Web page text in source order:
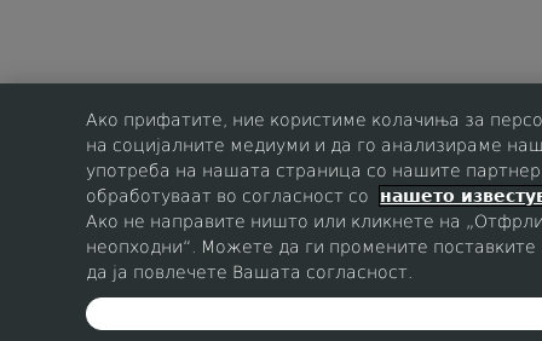
Ако прифатите, ние користиме колачиња за
на социјалните медиуми и да го анализираме
употреба на нашата страница со нашите
обработуваат во согласност со
нашето
Ако не направите ништо или кликнете на
неопходни“. Можете да ги промените
да ја повлечете Вашата согласност.